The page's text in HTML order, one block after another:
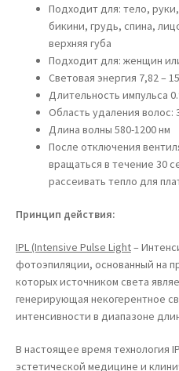
Подходит для: тело,
бикини, грудь, спина,
верхняя губа
Подходит для: женщин
Световая энергия 7,82 –
Длительность импульса
Область удаления волос:
Длина волны 580-1200 нм
После отключения
вращаться в течение 30
рассеивать тепло для
Принцип действия:
IPL (Intensive Pulse Light–
фотоэпиляции, основанный на
которых источником света
генерирующая некогерентное
интенсивности в диапазоне
В настоящее время технология
эстетической медицине и